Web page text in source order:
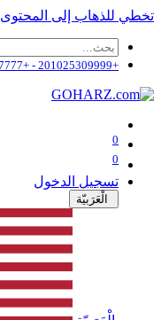
تخطي للذهاب إلى المحتوى
+201025309999 - +201025307777
0
0
تسجيل الدخول
الْعَرَبيّة